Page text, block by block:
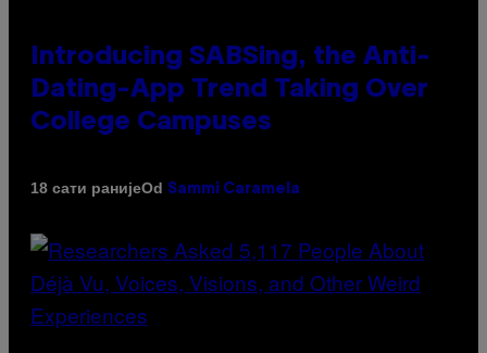
Introducing SABSing, the Anti-
Dating-App Trend Taking Over
College Campuses
18 сати ранијеOd Sammi Caramela